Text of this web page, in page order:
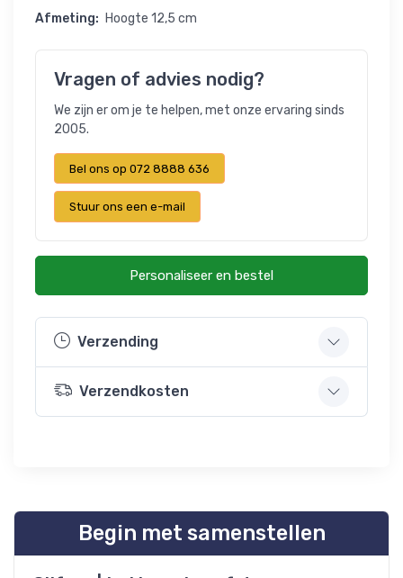
Afmeting: Hoogte 12,5 cm
Vragen of advies nodig?
We zijn er om je te helpen, met onze ervaring sinds
2005.
Bel ons op 072 8888 636
Stuur ons een e-mail
Personaliseer en bestel
Verzending
Verzendkosten
Begin met samenstellen